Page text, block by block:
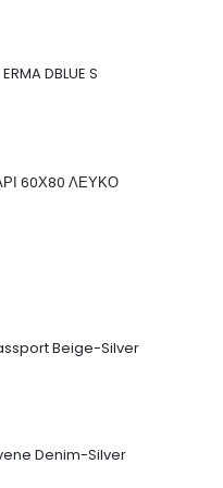
DBLUE S
60Χ80 ΛΕΥΚΟ
Beige-Silver
Denim-Silver